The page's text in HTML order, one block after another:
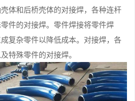
体和后桥壳体的对接焊，各种连杆
件的对接焊。零件焊接将零件焊
复杂零件以降低成本。对接焊，各
特殊零件的对接焊。